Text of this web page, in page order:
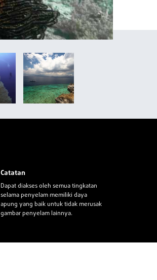
Catatan
Dapat diakses oleh semua tingkatan
selama penyelam memiliki daya
apung yang baik untuk tidak merusak
gambar penyelam lainnya.